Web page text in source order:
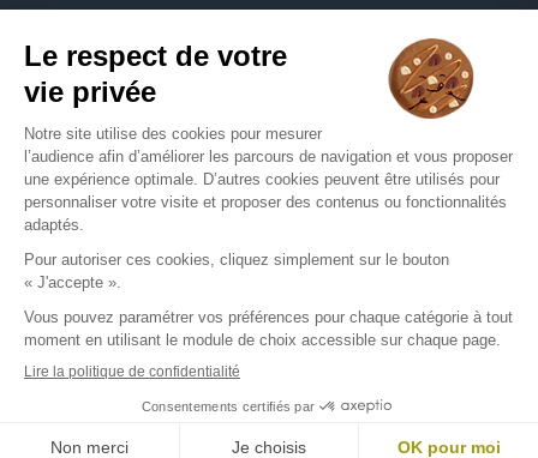
Nous contacter
01 39 75 21 30
Nous contacter
Mentions légales
CGU
Politique de confidentialité
Groupe all © - Tous droits réservés - 2026